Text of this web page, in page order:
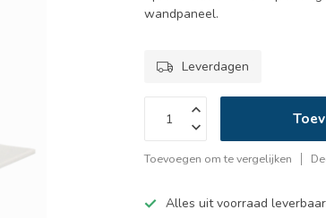
wandpaneel.
Leverdagen
Toevoegen om te vergelijken
Alles uit voorraad leverbaar